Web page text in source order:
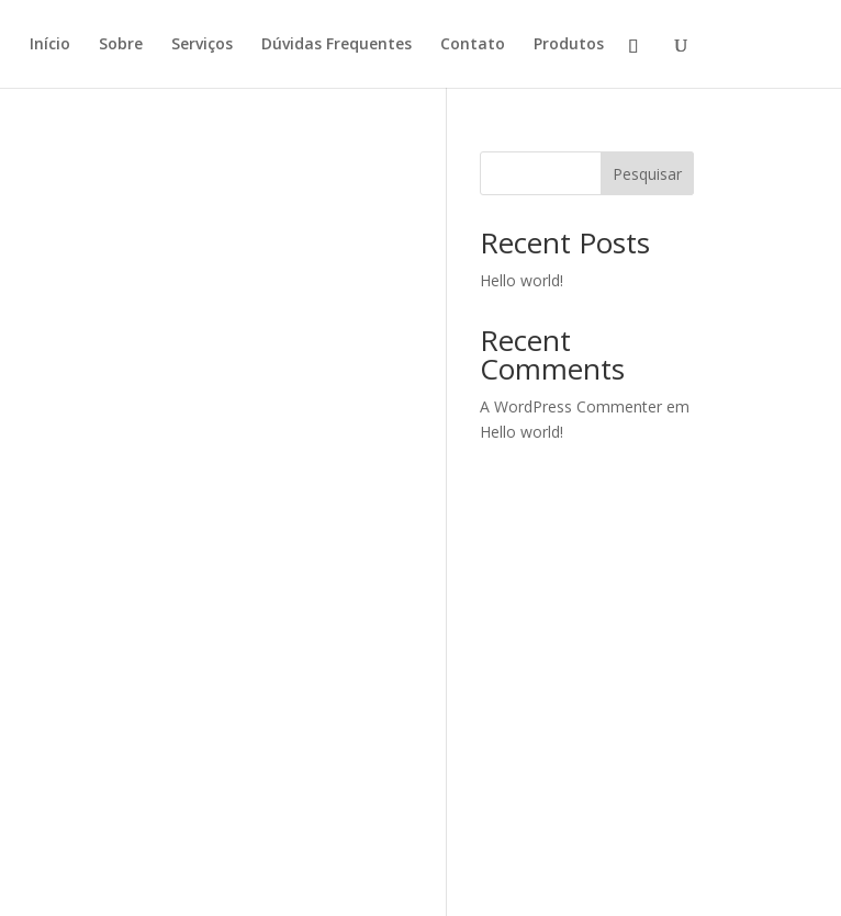
Início Sobre Serviços Dúvidas Frequentes Contato Produtos
Pesquisar
Recent Posts
Hello world!
Recent
Comments
A WordPress Commenter em
Hello world!